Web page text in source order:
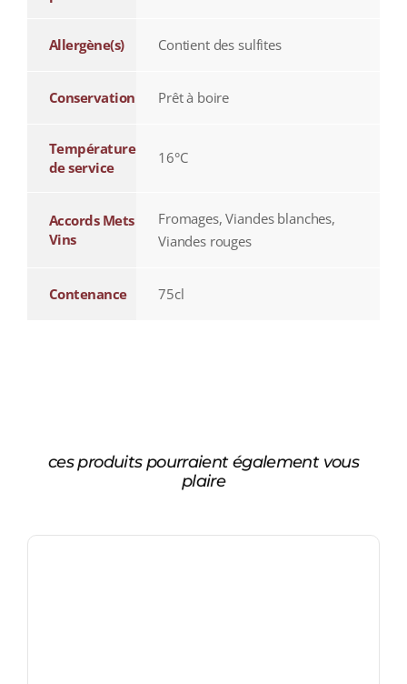
Allergène(s) Contient des sulfites
Conservation Prêt à boire
Température
de service
16°C
Accords Mets
Vins
Fromages, Viandes blanches,
Viandes rouges
Contenance 75cl
ces produits pourraient également vous
plaire